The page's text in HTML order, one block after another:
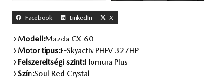
Facebook LinkedIn X
Modell:Mazda CX-60
Motor típus:E-Skyactiv PHEV 327HP
Felszereltségi szint:Homura Plus
Szín:Soul Red Crystal